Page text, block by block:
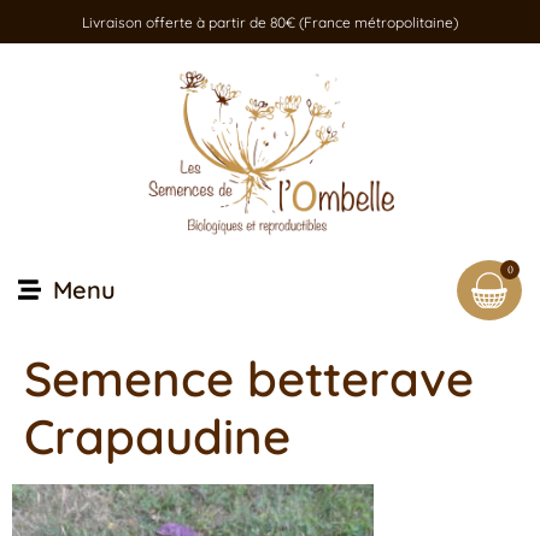
Livraison offerte à partir de 80€ (France métropolitaine)
Menu
0
Semence betterave
Crapaudine